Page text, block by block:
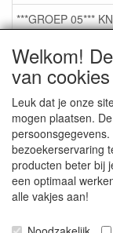
Welkom!
van cookies
Leuk dat je onze
mogen plaatsen.
bezoekerservaring
producten beter bij
een optimaal
alle vakjes aan!
***GROEP 05***
***GROEP 06***
***GROEP 07***
***GROEP 08***
***GROEP 09***
***GROEP 10***
Service